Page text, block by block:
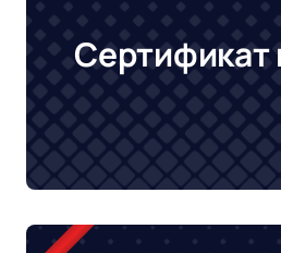
Сертификат